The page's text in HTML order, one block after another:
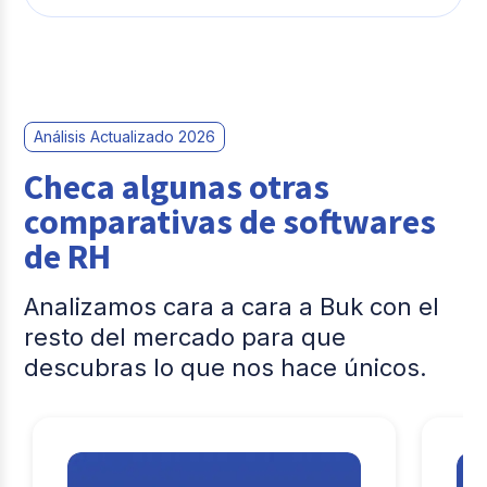
estandarizado a nivel global. Este puede ser un
eventual migración.
Análisis Actualizado 2026
Checa algunas otras
comparativas de softwares
de RH
Analizamos cara a cara a Buk con el
resto del mercado para que
descubras lo que nos hace únicos.